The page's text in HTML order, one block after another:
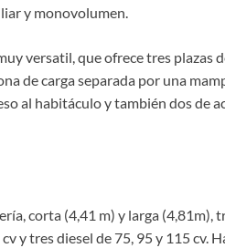
y monovolumen.
versatil, que ofrece tres plazas
de carga separada por una
al habitáculo y también dos de
corta (4,41 m) y larga (4,81m),
y tres diesel de 75, 95 y 115 cv.